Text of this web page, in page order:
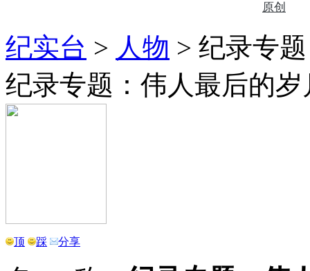
原创
纪实台 > 人物 > 纪录专
纪录专题：伟人最后的岁
顶 踩 分享